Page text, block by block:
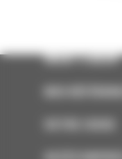
WHAT’S NEW?